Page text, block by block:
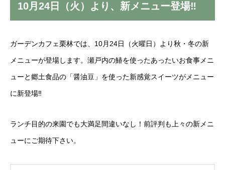
10月24日（火）より、新メニュー登場‼
ガーデンカフェ栗林では、10月24日（火曜日）より秋・冬の新
メニューが登場します。瀬戸内の鰆を使ったあったいお食事メニ
ューと郷土食品の「醤油豆」を使った新感覚スイーツがメニュー
に新登場‼
ランチ目的の来園でも大満足間違いなし！前評判も上々の新メニ
ューにご期待下さい。